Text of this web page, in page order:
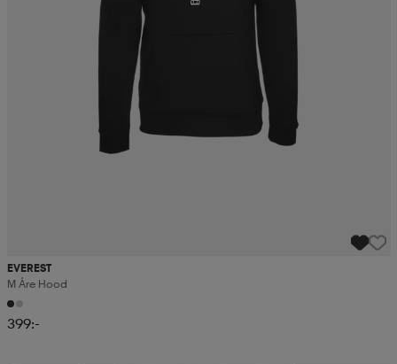
EVEREST
M Åre Hood
399:-